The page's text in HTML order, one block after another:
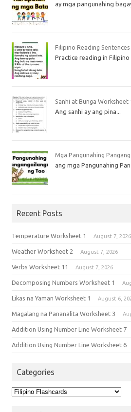
ay mga pangunahing
Filipino Reading Sentences
Practice reading in
Sanhi at Bunga Worksheet
Ang sanhi ay ang pina...
Mga Pangunahing
ang mga Pangunahing
Recent Posts
Temperature Worksheet 1 August 7, 2026
Weather Worksheet 2 August 7, 2026
Verbs Worksheet 11 August 7, 2026
Decomposing Numbers Worksheet 1
Likas na Yaman Worksheet 1 August 6,
Magalang na Pananalita Worksheet 3
Addition Using Number Line Worksheet 7
Addition Using Number Line Worksheet 6
Categories